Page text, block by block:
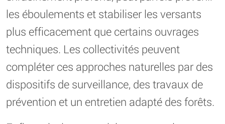
les éboulements et stabiliser les versants
plus efficacement que certains ouvrages
techniques. Les collectivités peuvent
compléter ces approches naturelles par des
dispositifs de surveillance, des travaux de
prévention et un entretien adapté des forêts.